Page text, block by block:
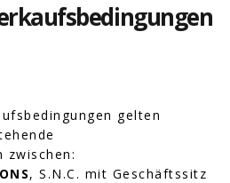
gelten
zwischen:
, S.N.C. mit Geschäftssitz